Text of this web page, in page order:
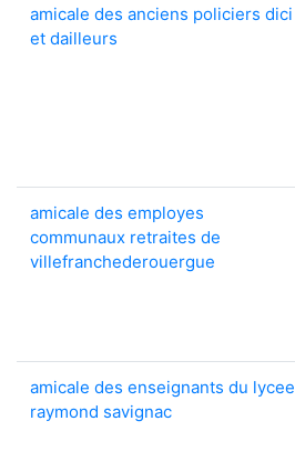
amicale des anciens policiers dici
et dailleurs
amicale des employes
communaux retraites de
villefranchederouergue
amicale des enseignants du lycee
raymond savignac